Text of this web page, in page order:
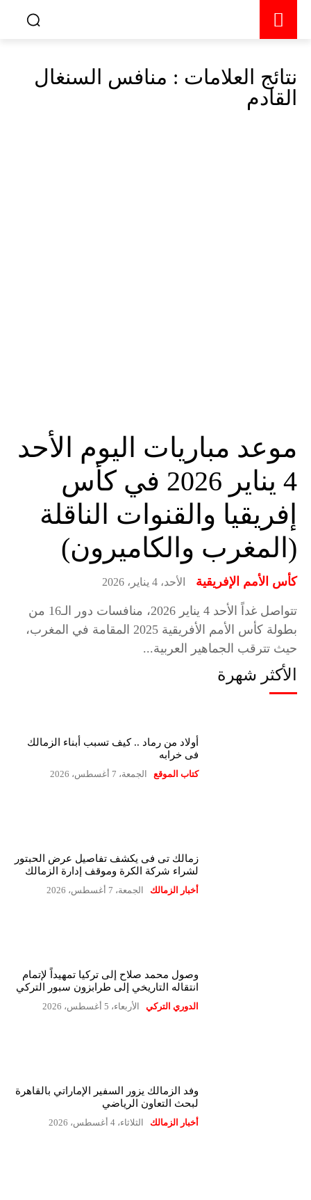
نتائج العلامات : منافس السنغال
القادم
موعد مباريات اليوم الأحد
4 يناير 2026 في كأس
إفريقيا والقنوات الناقلة
(المغرب والكاميرون)
كأس الأمم الإفريقية الأحد، 4 يناير، 2026
تتواصل غداً الأحد 4 يناير 2026، منافسات دور الـ16 من
بطولة كأس الأمم الأفريقية 2025 المقامة في المغرب،
حيث تترقب الجماهير العربية...
الأكثر شهرة
أولاد من رماد .. كيف تسبب أبناء الزمالك
فى خرابه
كتاب الموقع الجمعة، 7 أغسطس، 2026
زمالك تى فى يكشف تفاصيل عرض الحبتور
لشراء شركة الكرة وموقف إدارة الزمالك
أخبار الزمالك الجمعة، 7 أغسطس، 2026
وصول محمد صلاح إلى تركيا تمهيداً لإتمام
انتقاله التاريخي إلى طرابزون سبور التركي
الدوري التركي الأربعاء، 5 أغسطس، 2026
وفد الزمالك يزور السفير الإماراتي بالقاهرة
لبحث التعاون الرياضي
أخبار الزمالك الثلاثاء، 4 أغسطس، 2026